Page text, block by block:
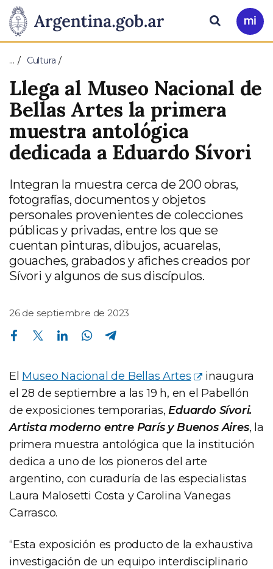
Presidencia
de
la
Nación
Pasar al contenido principal
Ir
a
Buscar
… Cultura
Llega al Museo Nacional de
Bellas Artes la primera
muestra antológica
dedicada a Eduardo Sívori
Integran la muestra cerca de 200 obras,
fotografías, documentos y objetos
personales provenientes de colecciones
públicas y privadas, entre los que se
cuentan pinturas, dibujos, acuarelas,
gouaches, grabados y afiches creados por
Sívori y algunos de sus discípulos.
26 de septiembre de 2023
Compartir en Facebook Compartir en Twitter Compartir en Linkedin Compartir en Whatsapp
El Museo Nacional de Bellas Artes
inaugura
el 28 de septiembre a las 19 h, en el Pabellón
de exposiciones temporarias,Eduardo Sívori.
Artista moderno entre París y Buenos Aires, la
primera muestra antológica que la institución
dedica a uno de los pioneros del arte
argentino, con curaduría de las especialistas
Laura Malosetti Costa y Carolina Vanegas
Carrasco.
“Esta exposición es producto de la exhaustiva
investigación de un equipo interdisciplinario